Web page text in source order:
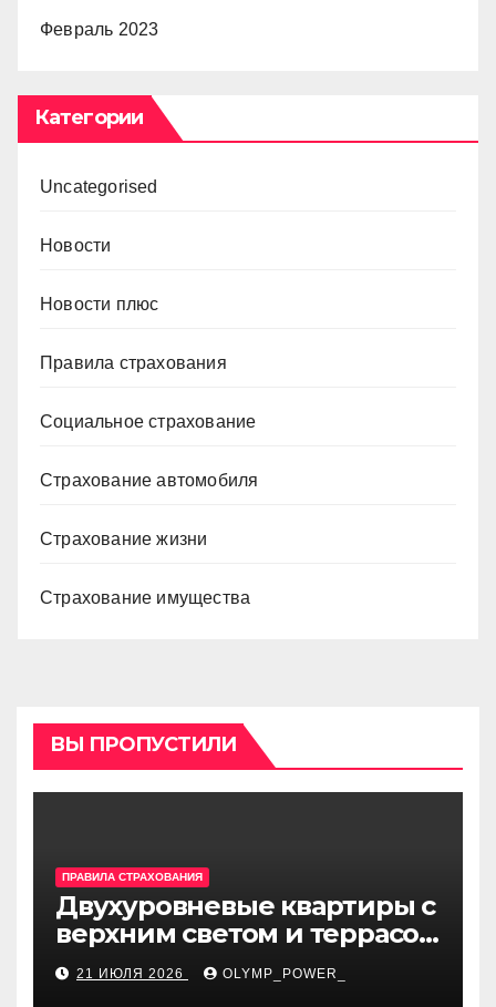
Февраль 2023
Категории
Uncategorised
Новости
Новости плюс
Правила страхования
Социальное страхование
Страхование автомобиля
Страхование жизни
Страхование имущества
ВЫ ПРОПУСТИЛИ
ПРАВИЛА СТРАХОВАНИЯ
Двухуровневые квартиры с
верхним светом и террасой
в готовом жилом
комплексе
21 ИЮЛЯ 2026 OLYMP_POWER_